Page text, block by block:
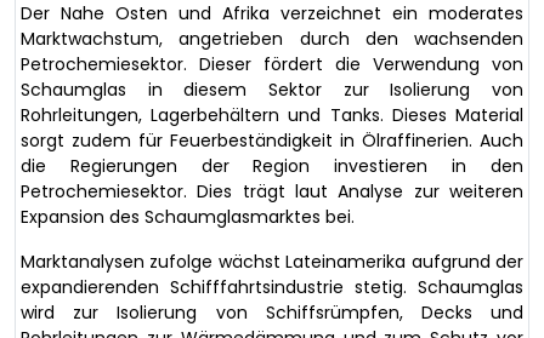
Der Nahe Osten und Afrika verzeichnet ein moderates
Marktwachstum, angetrieben durch den wachsenden
Petrochemiesektor. Dieser fördert die Verwendung von
Schaumglas in diesem Sektor zur Isolierung von
Rohrleitungen, Lagerbehältern und Tanks. Dieses Material
sorgt zudem für Feuerbeständigkeit in Ölraffinerien. Auch
die Regierungen der Region investieren in den
Petrochemiesektor. Dies trägt laut Analyse zur weiteren
Expansion des Schaumglasmarktes bei.
Marktanalysen zufolge wächst Lateinamerika aufgrund der
expandierenden Schifffahrtsindustrie stetig. Schaumglas
wird zur Isolierung von Schiffsrümpfen, Decks und